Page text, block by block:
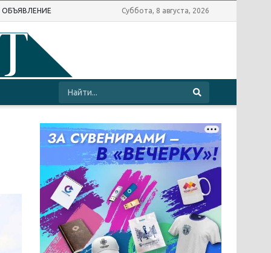
ОБЪЯВЛЕНИЕ Суббота, 8 августа, 2026